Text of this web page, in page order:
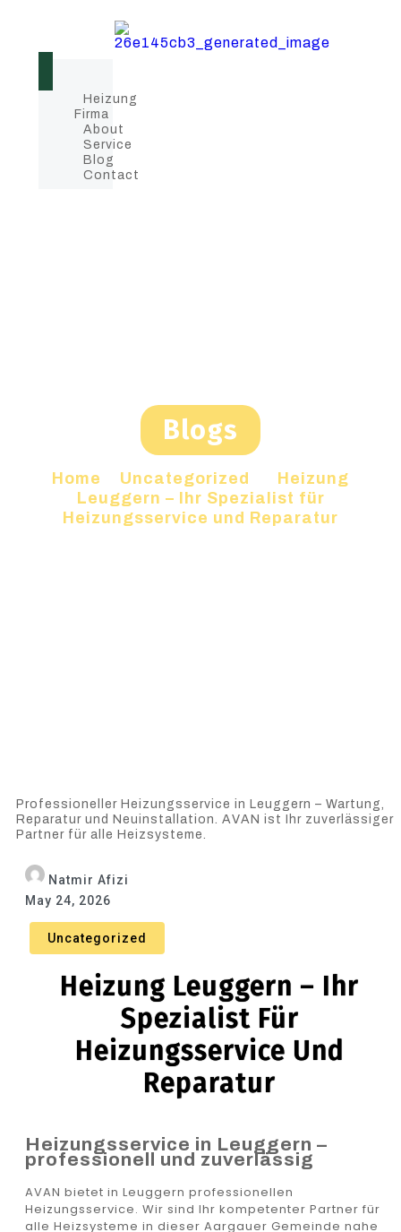
Heizung
Firma
About
Service
Blog
Contact
Blogs
Home Uncategorized
Heizung
Leuggern – Ihr Spezialist für
Heizungsservice und Reparatur
Professioneller Heizungsservice in Leuggern – Wartung,
Reparatur und Neuinstallation. AVAN ist Ihr zuverlässiger
Partner für alle Heizsysteme.
Natmir Afizi
May 24, 2026
Uncategorized
Heizung Leuggern – Ihr
Spezialist Für
Heizungsservice Und
Reparatur
Heizungsservice in Leuggern –
professionell und zuverlässig
AVAN bietet in Leuggern professionellen
Heizungsservice. Wir sind Ihr kompetenter Partner für
alle Heizsysteme in dieser Aargauer Gemeinde nahe